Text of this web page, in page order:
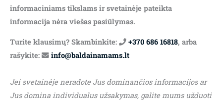
informaciniams tikslams ir svetainėje pateikta
informacija nėra viešas pasiūlymas.
Turite klausimų? Skambinkite: +370 686 16818, arba
rašykite:
info@baldainamams.lt
Jei svetainėje neradote Jus dominančios informacijos ar
Jus domina individualus užsakymas, galite mums užduoti